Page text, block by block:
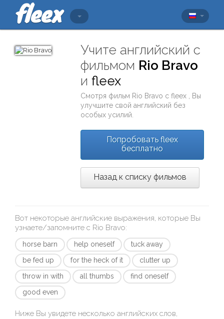
Учите английский с
фильмом Rio Bravo
иfleex
Смотря фильм Rio Bravo сfleex
, Вы
улучшите свой английский без
особых усилий.
Попробовать fleex
бесплатно
Назад к списку фильмов
Вот некоторые английские выражения, которые Вы
узнаете/запомните с Rio Bravo:
horse barn help oneself
tuck away
be fed up
for the heck of it
clutter up
throw in with
all thumbs
find oneself
good even
Ниже Вы увидете несколько английских слов,